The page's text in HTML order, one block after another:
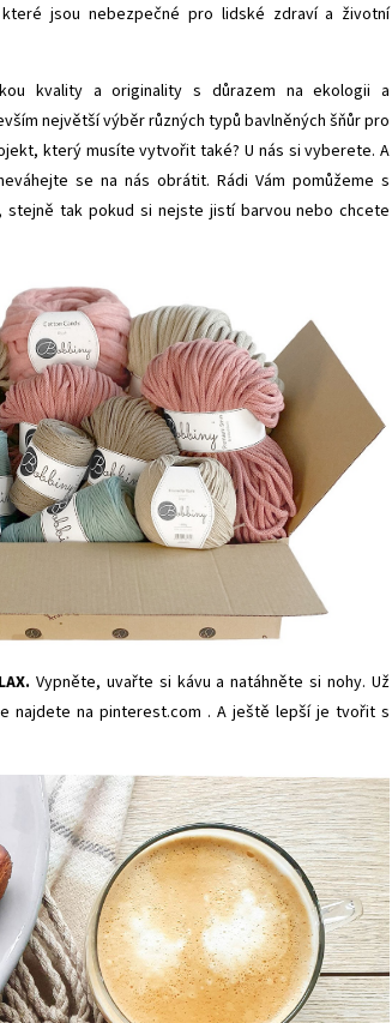
jsou nebezpečné pro lidské zdraví a životní
kvality a originality s důrazem na ekologii a
největší výběr různých typů bavlněných šňůr pro
který musíte vytvořit také? U nás si vyberete. A
se na nás obrátit. Rádi Vám pomůžeme s
tak pokud si nejste jistí barvou nebo chcete
Vypněte, uvařte si kávu anatáhněte si nohy. Už
najdete napinterest.com . A ještě lepší je tvořit s